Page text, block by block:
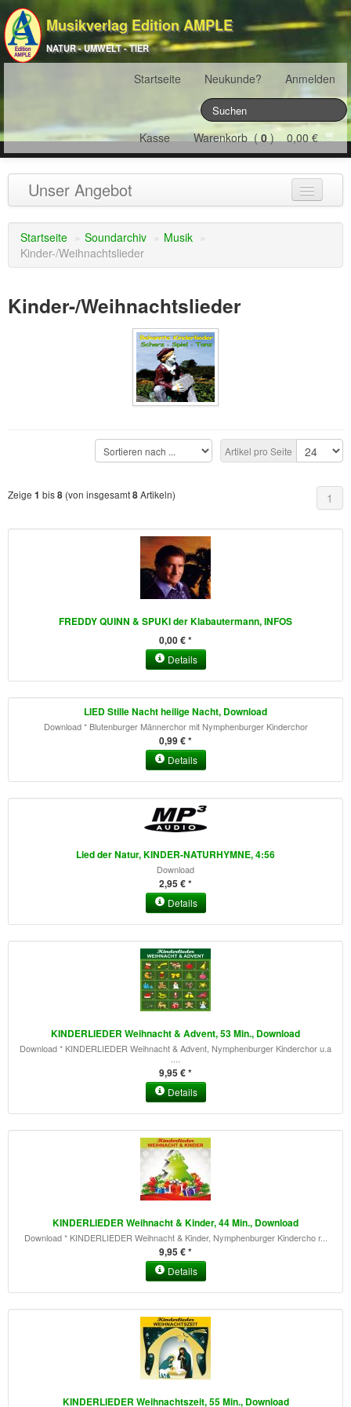
Musikverlag Edition AMPLE
NATUR - UMWELT - TIER
Startseite Neukunde? Anmelden
Kasse Warenkorb (0) 0,00 €
Unser Angebot
NATURJAHR(12)
ÖSTERREICH(22)
Buckelwiesen und Karwendelgebirge
Serie ENTSPANNUNG NATUR(22)
SOFORT HERUNTERLADEN
Engl./Franz. Produkte(33)
Themensuche
Startseite » Soundarchiv » Musik »
Kinder-/Weihnachtslieder
Kinder-/Weihnachtslieder
Artikel pro Seite
Zeige 1 bis8 (von insgesamt8Artikeln) 1
FREDDY QUINN & SPUKI der Klabautermann, INFOS
0,00 € *
Details
LIED Stille Nacht heilige Nacht, Download
Download * Blutenburger Männerchor mit Nymphenburger Kinderchor
0,99 € *
Details
Lied der Natur, KINDER-NATURHYMNE, 4:56
Download
2,95 € *
Details
KINDERLIEDER Weihnacht & Advent, 53 Min., Download
Download * KINDERLIEDER Weihnacht & Advent, Nymphenburger Kinderchor u.a
9,95 € *
Details
KINDERLIEDER Weihnacht & Kinder, 44 Min., Download
Download * KINDERLIEDER Weihnacht & Kinder, Nymphenburger Kindercho r...
9,95 € *
Details
KINDERLIEDER Weihnachtszeit, 55 Min., Download